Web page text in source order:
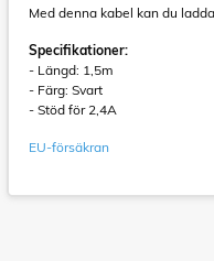
Med denna kabel kan du
Specifikationer:
- Längd: 1,5m
- Färg: Svart
- Stöd för 2,4A
EU-försäkran